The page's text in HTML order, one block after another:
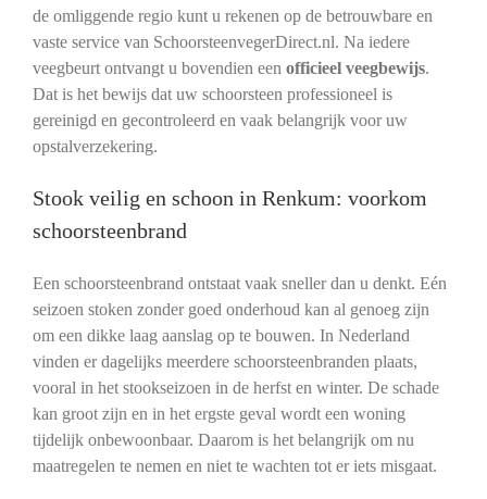
de omliggende regio kunt u rekenen op de betrouwbare en
vaste service van SchoorsteenvegerDirect.nl. Na iedere
veegbeurt ontvangt u bovendien een officieel veegbewijs.
Dat is het bewijs dat uw schoorsteen professioneel is
gereinigd en gecontroleerd en vaak belangrijk voor uw
opstalverzekering.
Stook veilig en schoon in Renkum: voorkom
schoorsteenbrand
Een schoorsteenbrand ontstaat vaak sneller dan u denkt. Eén
seizoen stoken zonder goed onderhoud kan al genoeg zijn
om een dikke laag aanslag op te bouwen. In Nederland
vinden er dagelijks meerdere schoorsteenbranden plaats,
vooral in het stookseizoen in de herfst en winter. De schade
kan groot zijn en in het ergste geval wordt een woning
tijdelijk onbewoonbaar. Daarom is het belangrijk om nu
maatregelen te nemen en niet te wachten tot er iets misgaat.